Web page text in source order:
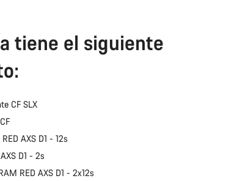
tiene el siguiente
CF SLX
AXS D1 - 12s
D1 - 2s
RED AXS D1 - 2x12s